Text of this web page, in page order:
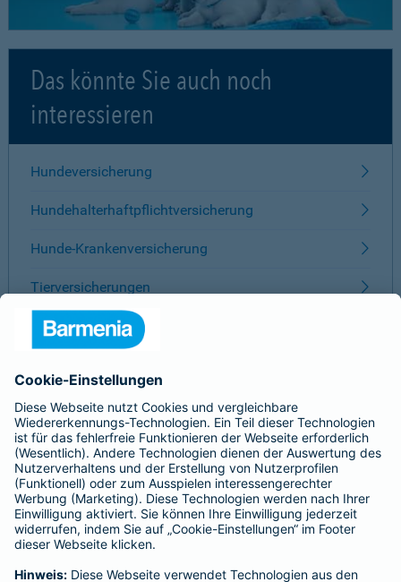
Das könnte Sie auch noch
interessieren
Hundeversicherung
Hundehalterhaftpflichtversicherung
Hunde-Krankenversicherung
Tierversicherungen
ÜBER BARMENIA
Kontakt
Karriere
Presse
Unternehmen
Anfahrt
Affiliate-Partner werden
Barmenia ist Teil der BarmeniaGothaer